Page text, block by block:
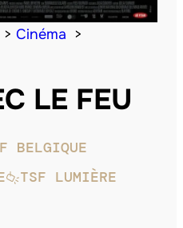
Cinéma
LE FEU
BELGIQUE
TSF LUMIÈRE